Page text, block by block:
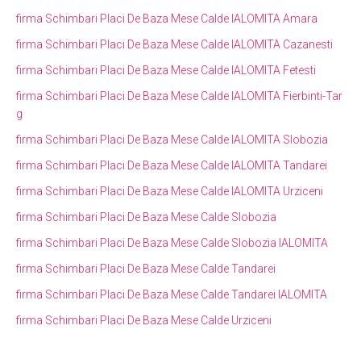
firma Schimbari Placi De Baza Mese Calde IALOMITA Amara
firma Schimbari Placi De Baza Mese Calde IALOMITA Cazanesti
firma Schimbari Placi De Baza Mese Calde IALOMITA Fetesti
firma Schimbari Placi De Baza Mese Calde IALOMITA Fierbinti-Tar
g
firma Schimbari Placi De Baza Mese Calde IALOMITA Slobozia
firma Schimbari Placi De Baza Mese Calde IALOMITA Tandarei
firma Schimbari Placi De Baza Mese Calde IALOMITA Urziceni
firma Schimbari Placi De Baza Mese Calde Slobozia
firma Schimbari Placi De Baza Mese Calde Slobozia IALOMITA
firma Schimbari Placi De Baza Mese Calde Tandarei
firma Schimbari Placi De Baza Mese Calde Tandarei IALOMITA
firma Schimbari Placi De Baza Mese Calde Urziceni